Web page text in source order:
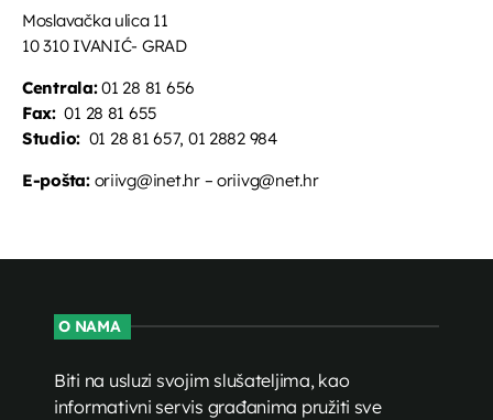
12:45 - 13:00
Moslavačka ulica 11
10 310 IVANIĆ- GRAD
Centrala:01 28 81 656
Fax:01 28 81 655
Studio: 01 28 81 657, 01 2882 984
E-pošta:oriivg@inet.hr – oriivg@net.hr
O NAMA
Biti na usluzi svojim slušateljima, kao
informativni servis građanima pružiti sve